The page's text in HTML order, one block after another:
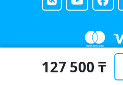
127 500 ₸
Copyright © 2013 - 2026